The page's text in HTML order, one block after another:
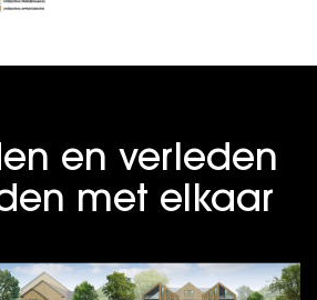
en verleden
met elkaar